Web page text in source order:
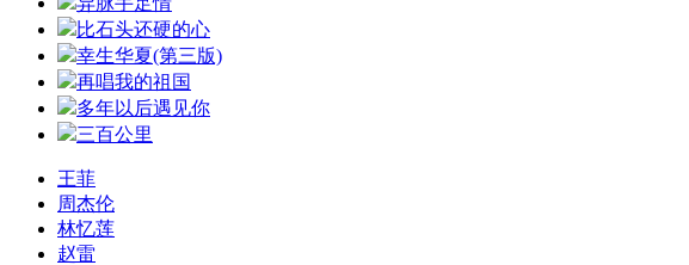
比石头还硬的心
幸生华夏(第三版)
再唱我的祖国
多年以后遇见你
三百公里
王菲
周杰伦
林忆莲
赵雷